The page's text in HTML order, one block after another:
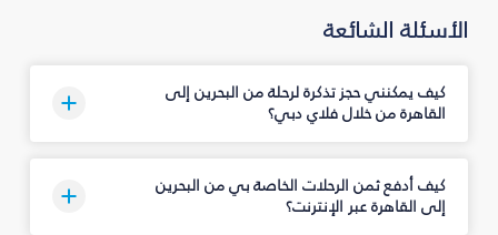
الأسئلة الشائعة
كيف يمكنني حجز تذكرة لرحلة من البحرين إلى
القاهرة من خلال فلاي دبي؟
كيف أدفع ثمن الرحلات الخاصة بي من البحرين
إلى القاهرة عبر الإنترنت؟